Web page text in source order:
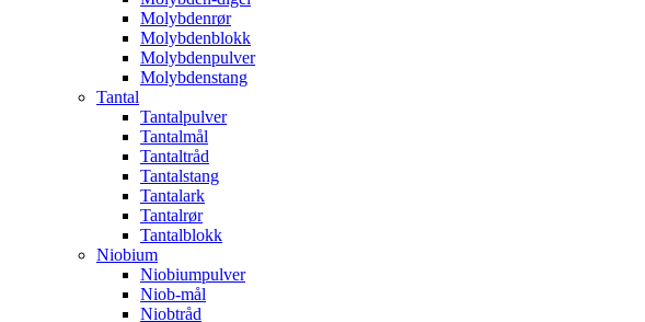
Molybdenrør
Molybdenblokk
Molybdenpulver
Molybdenstang
Tantal
Tantalpulver
Tantalmål
Tantaltråd
Tantalstang
Tantalark
Tantalrør
Tantalblokk
Niobium
Niobiumpulver
Niob-mål
Niobtråd